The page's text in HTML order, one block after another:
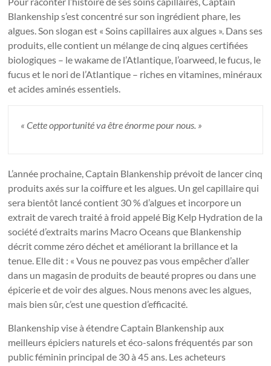
Blankenship s’est concentré sur son ingrédient phare, les
algues. Son slogan est « Soins capillaires aux algues ». Dans ses
produits, elle contient un mélange de cinq algues certifiées
biologiques – le wakame de l’Atlantique, l’oarweed, le fucus, le
fucus et le nori de l’Atlantique – riches en vitamines, minéraux
et acides aminés essentiels.
« Cette opportunité va être énorme pour nous. »
L’année prochaine, Captain Blankenship prévoit de lancer cinq
produits axés sur la coiffure et les algues. Un gel capillaire qui
sera bientôt lancé contient 30 % d’algues et incorpore un
extrait de varech traité à froid appelé Big Kelp Hydration de la
société d’extraits marins Macro Oceans que Blankenship
décrit comme zéro déchet et améliorant la brillance et la
tenue. Elle dit : « Vous ne pouvez pas vous empêcher d’aller
dans un magasin de produits de beauté propres ou dans une
épicerie et de voir des algues. Nous menons avec les algues,
mais bien sûr, c’est une question d’efficacité.
Blankenship vise à étendre Captain Blankenship aux
meilleurs épiciers naturels et éco-salons fréquentés par son
public féminin principal de 30 à 45 ans. Les acheteurs